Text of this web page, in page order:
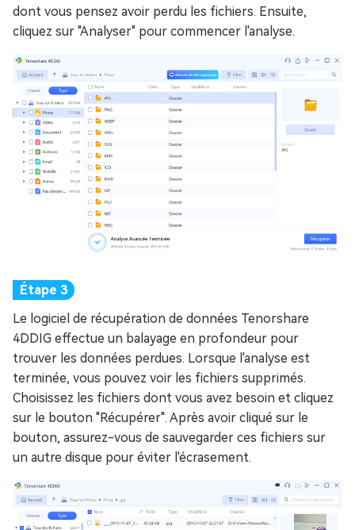
dont vous pensez avoir perdu les fichiers. Ensuite,
cliquez sur "Analyser" pour commencer l'analyse.
Le logiciel de récupération de données Tenorshare
4DDIG effectue un balayage en profondeur pour
trouver les données perdues. Lorsque l'analyse est
terminée, vous pouvez voir les fichiers supprimés.
Choisissez les fichiers dont vous avez besoin et cliquez
sur le bouton "Récupérer". Après avoir cliqué sur le
bouton, assurez-vous de sauvegarder ces fichiers sur
un autre disque pour éviter l'écrasement.